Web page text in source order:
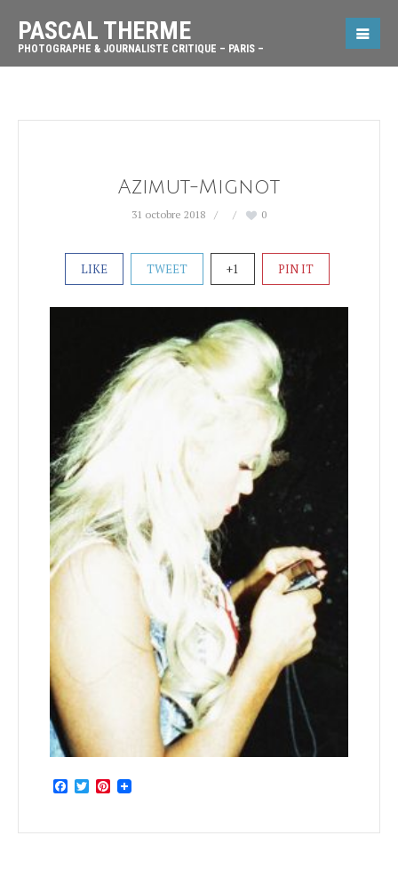
PASCAL THERME
PHOTOGRAPHE & JOURNALISTE CRITIQUE – PARIS –
Azimut-Mignot
31 octobre 2018 0
LIKE TWEET +1 PIN IT
Facebook
TwitterPinterest